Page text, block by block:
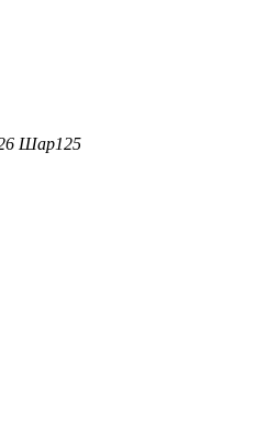
Шар125